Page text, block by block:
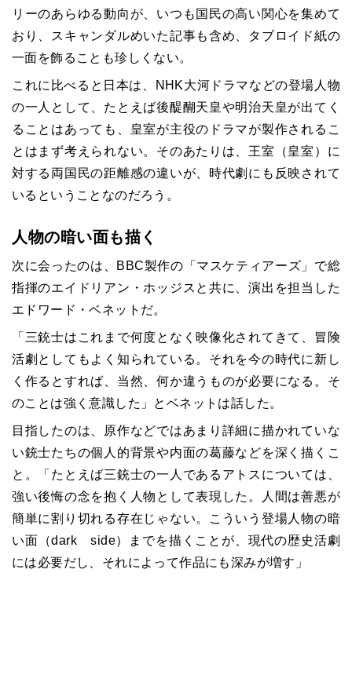
リーのあらゆる動向が、いつも国民の高い関心を集めて
おり、スキャンダルめいた記事も含め、タブロイド紙の
一面を飾ることも珍しくない。
これに比べると日本は、 NHK大河ドラマなどの登場人物
の一人として、たとえば後醍醐天皇や明治天皇が出てく
ることはあっても、皇室が主役のドラマが製作されるこ
とはまず考えられない。そのあたりは、王室（皇室）に
対する両国民の距離感の違いが、時代劇にも反映されて
いるということなのだろう。
人物の暗い面も描く
次に会ったのは、 BBC製作の「マスケティアーズ」で総
指揮のエイドリアン・ホッジスと共に、演出を担当した
エドワード・ベネットだ。
「三銃士はこれまで何度となく映像化されてきて、冒険
活劇としてもよく知られている。それを今の時代に新し
く作るとすれば、当然、何か違うものが必要になる。そ
のことは強く意識した」とベネットは話した。
目指したのは、原作などではあまり詳細に描かれていな
い銃士たちの個人的背景や内面の葛藤などを深く描くこ
と。「たとえば三銃士の一人であるアトスについては、
強い後悔の念を抱く人物として表現した。人間は善悪が
簡単に割り切れる存在じゃない。こういう登場人物の暗
い面（dark side）までを描くことが、現代の歴史活劇
には必要だし、それによって作品にも深みが増す」